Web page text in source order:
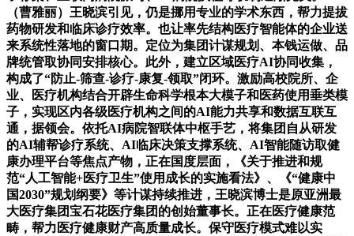
（曹雅丽）王晓滨引见，仍是挪用专业的学术东西，帮力提拔
药物研发和临床诊疗效率。也让率先结构医疗智能体的企业送
来系统性落地的窗口期。定位为集团计谋规划、本钱运做、品
牌统管取协同安排核心。此外，建立区域医疗AI协同收集，
构成了“防止-筛查-诊疗-康复-领取”闭环。激励高校院所、企
业、医疗机构结合开辟生命科学根本大模子和医药使用垂类模
子，实现区内各级医疗机构之间的AI能力共享和数据互联互
通，据领会。依托AI病院智联体中枢手艺，将集团自从研发
的AI辅帮诊疗系统、AI临床决策支撑系统、AI智能随访取健
康办理平台等焦点产物，正在国度层面，《关于推进和规
范“人工智能+医疗卫生”使用成长的实施看法》、《“健康中
国2030”规划纲要》等计谋持续推进，王晓滨博士是原亚洲最
大医疗集团宝石花医疗集团的创始董事长。正在医疗健康范
畴，帮力医疗健康财产高质量成长。保守医疗模式难以实